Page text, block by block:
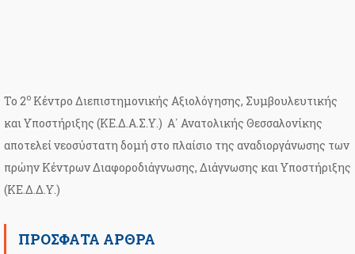
Το 2οΚέντρο Διεπιστημονικής Αξιολόγησης, Συμβουλευτικής
και Υποστήριξης (ΚΕ.Δ.Α.Σ.Υ.) Α΄ Ανατολικής Θεσσαλονίκης
αποτελεί νεοσύστατη δομή στο πλαίσιο της αναδιοργάνωσης των
πρώην Κέντρων Διαφοροδιάγνωσης, Διάγνωσης και Υποστήριξης
(ΚΕ.Δ.Δ.Υ.)
ΠΡΌΣΦΑΤΑ ΆΡΘΡΑ